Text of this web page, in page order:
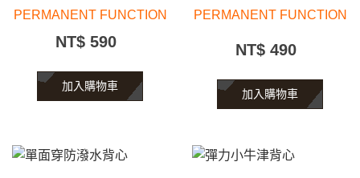
PERMANENT FUNCTION
NT$ 590
加入購物車
PERMANENT FUNCTION
NT$ 490
加入購物車